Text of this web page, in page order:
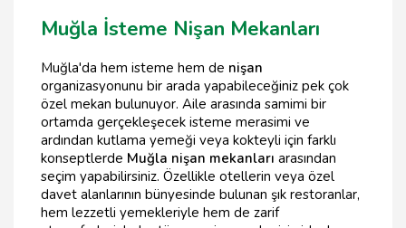
Muğla İsteme Nişan Mekanları
Muğla'da hem isteme hem de nişan
organizasyonunu bir arada yapabileceğiniz pek çok
özel mekan bulunuyor. Aile arasında samimi bir
ortamda gerçekleşecek isteme merasimi ve
ardından kutlama yemeği veya kokteyli için farklı
konseptlerde Muğla nişan mekanları arasından
seçim yapabilirsiniz. Özellikle otellerin veya özel
davet alanlarının bünyesinde bulunan şık restoranlar,
hem lezzetli yemekleriyle hem de zarif